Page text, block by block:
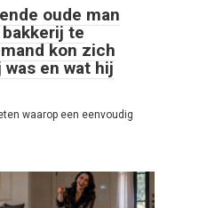
oude man
bakkerij te
kon zich
en wat hij
waarop een eenvoudig